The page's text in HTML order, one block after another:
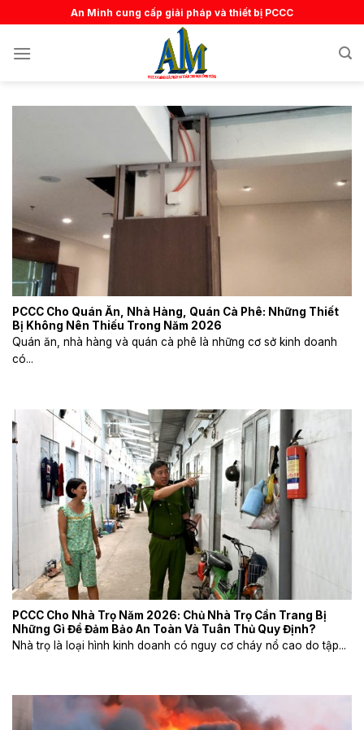
to
content
An Minh cung cấp giải pháp và thiết bị PCCC
PCCC Cho Quán Ăn, Nhà Hàng, Quán Cà Phê: Những Thiết
Bị Không Nên Thiếu Trong Năm 2026
Quán ăn, nhà hàng và quán cà phê là những cơ sở kinh doanh
có...
PCCC Cho Nhà Trọ Năm 2026: Chủ Nhà Trọ Cần Trang Bị
Những Gì Để Đảm Bảo An Toàn Và Tuân Thủ Quy Định?
Nhà trọ là loại hình kinh doanh có nguy cơ cháy nổ cao do tập...